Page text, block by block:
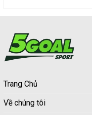
Trang Chủ
Về chúng tôi